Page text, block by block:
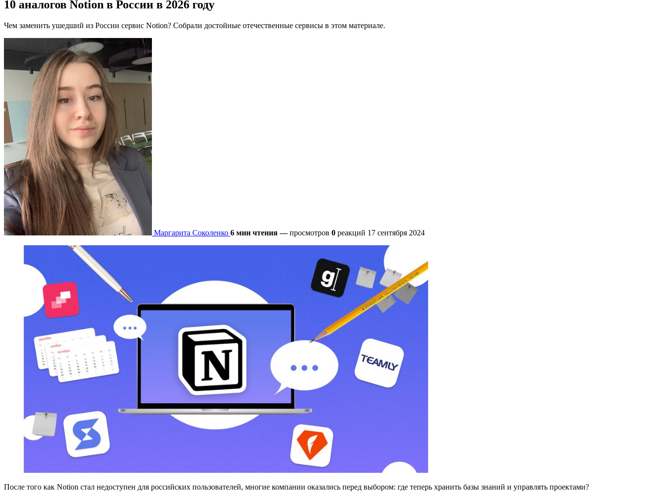
10 аналогов Notion в России в 2026 году
Чем заменить ушедший из России сервис Notion? Собрали достойные отечественные сервисы в этом материале.
Маргарита Соколенко 6 мин чтения —просмотров 0 реакций 17 сентября 2024
После того как Notion стал недоступен для российских пользователей, многие компании оказались перед выбором: где теперь хранить базы знаний и управлять проектами?